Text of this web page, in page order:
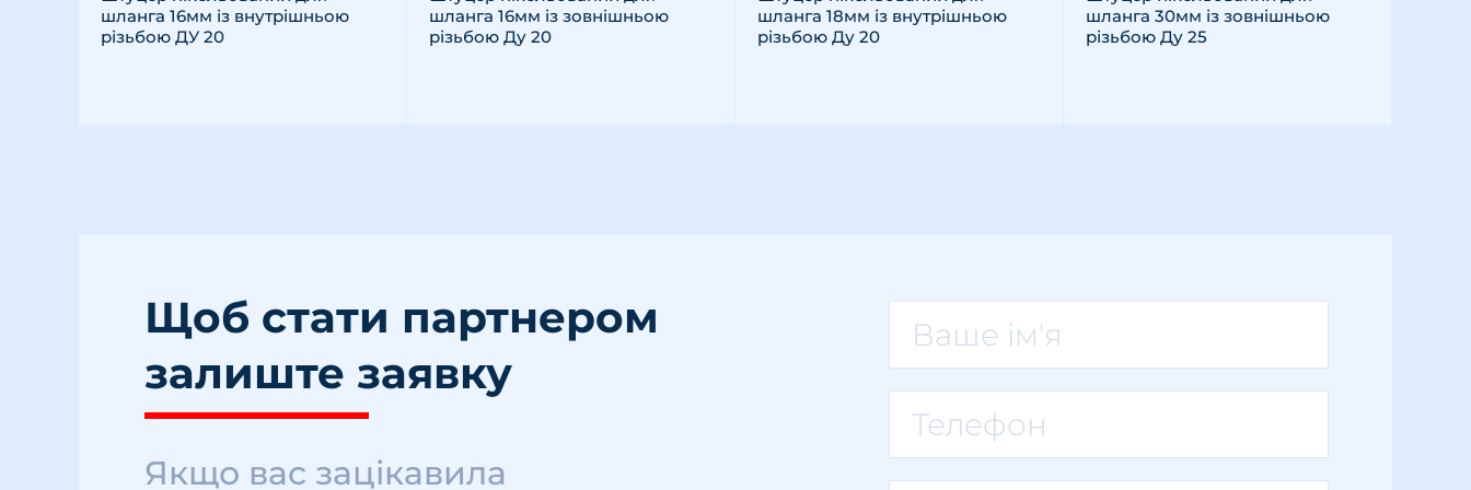
шланга 16мм із внутрішньою
різьбою ДУ 20
шланга 16мм із зовнішньою
різьбою Ду 20
шланга 18мм із внутрішньою
різьбою Ду 20
шланга 30мм із зовнішньою
різьбою Ду 25
Щоб стати партнером
залиште заявку
Якщо вас зацікавила